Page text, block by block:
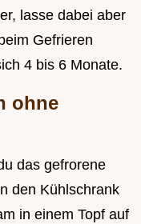
lasse dabei aber
Gefrieren
4 bis 6 Monate.
ohne
das gefrorene
den Kühlschrank
in einem Topf auf